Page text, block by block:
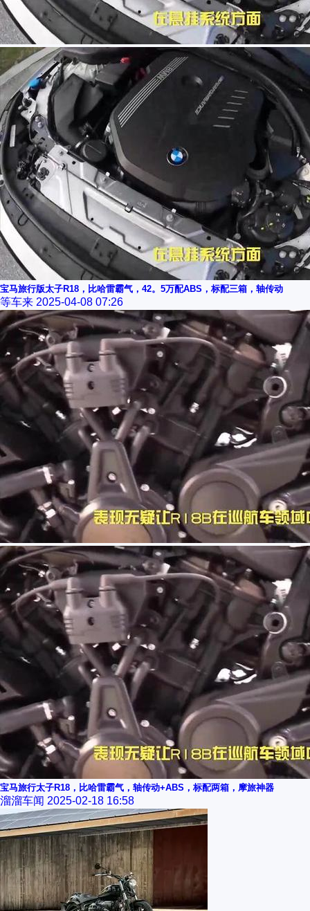
宝马旅行版太子R18，比哈雷霸气，42。5万配ABS，标配三箱，轴传动
等车来 2025-04-08 07:26
宝马旅行太子R18，比哈雷霸气，轴传动+ABS，标配两箱，摩旅神器
溜溜车闻 2025-02-18 16:58